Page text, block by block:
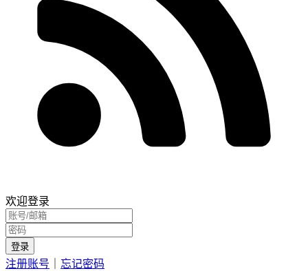
欢迎登录
登录
注册账号 忘记密码